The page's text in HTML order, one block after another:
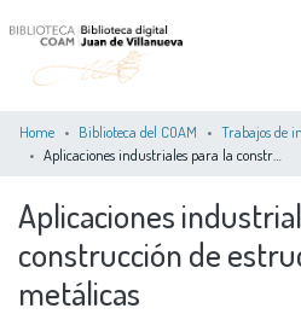
ALL OF
STATISTICS
Home Biblioteca del COAM Trabajos de
Aplicaciones
construcción de
metálicas